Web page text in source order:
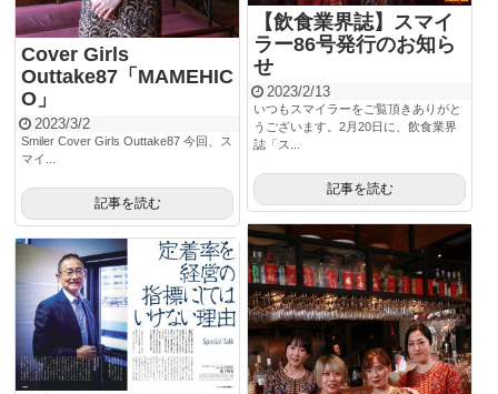
Cover Girls
Outtake87「MAMEHIC
O」
2023/3/2
Smiler Cover Girls Outtake87 今回、ス
マイ...
記事を読む
【飲食業界誌】スマイ
ラー86号発行のお知ら
せ
2023/2/13
いつもスマイラーをご覧頂きありがと
うございます。2月20日に、飲食業界
誌「ス...
記事を読む